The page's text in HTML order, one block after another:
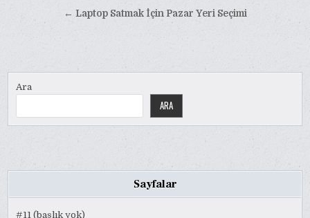
gezinmesi← Laptop Satmak İçin Pazar Yeri Seçimi
Ara
ARA
Sayfalar
#11 (başlık yok)